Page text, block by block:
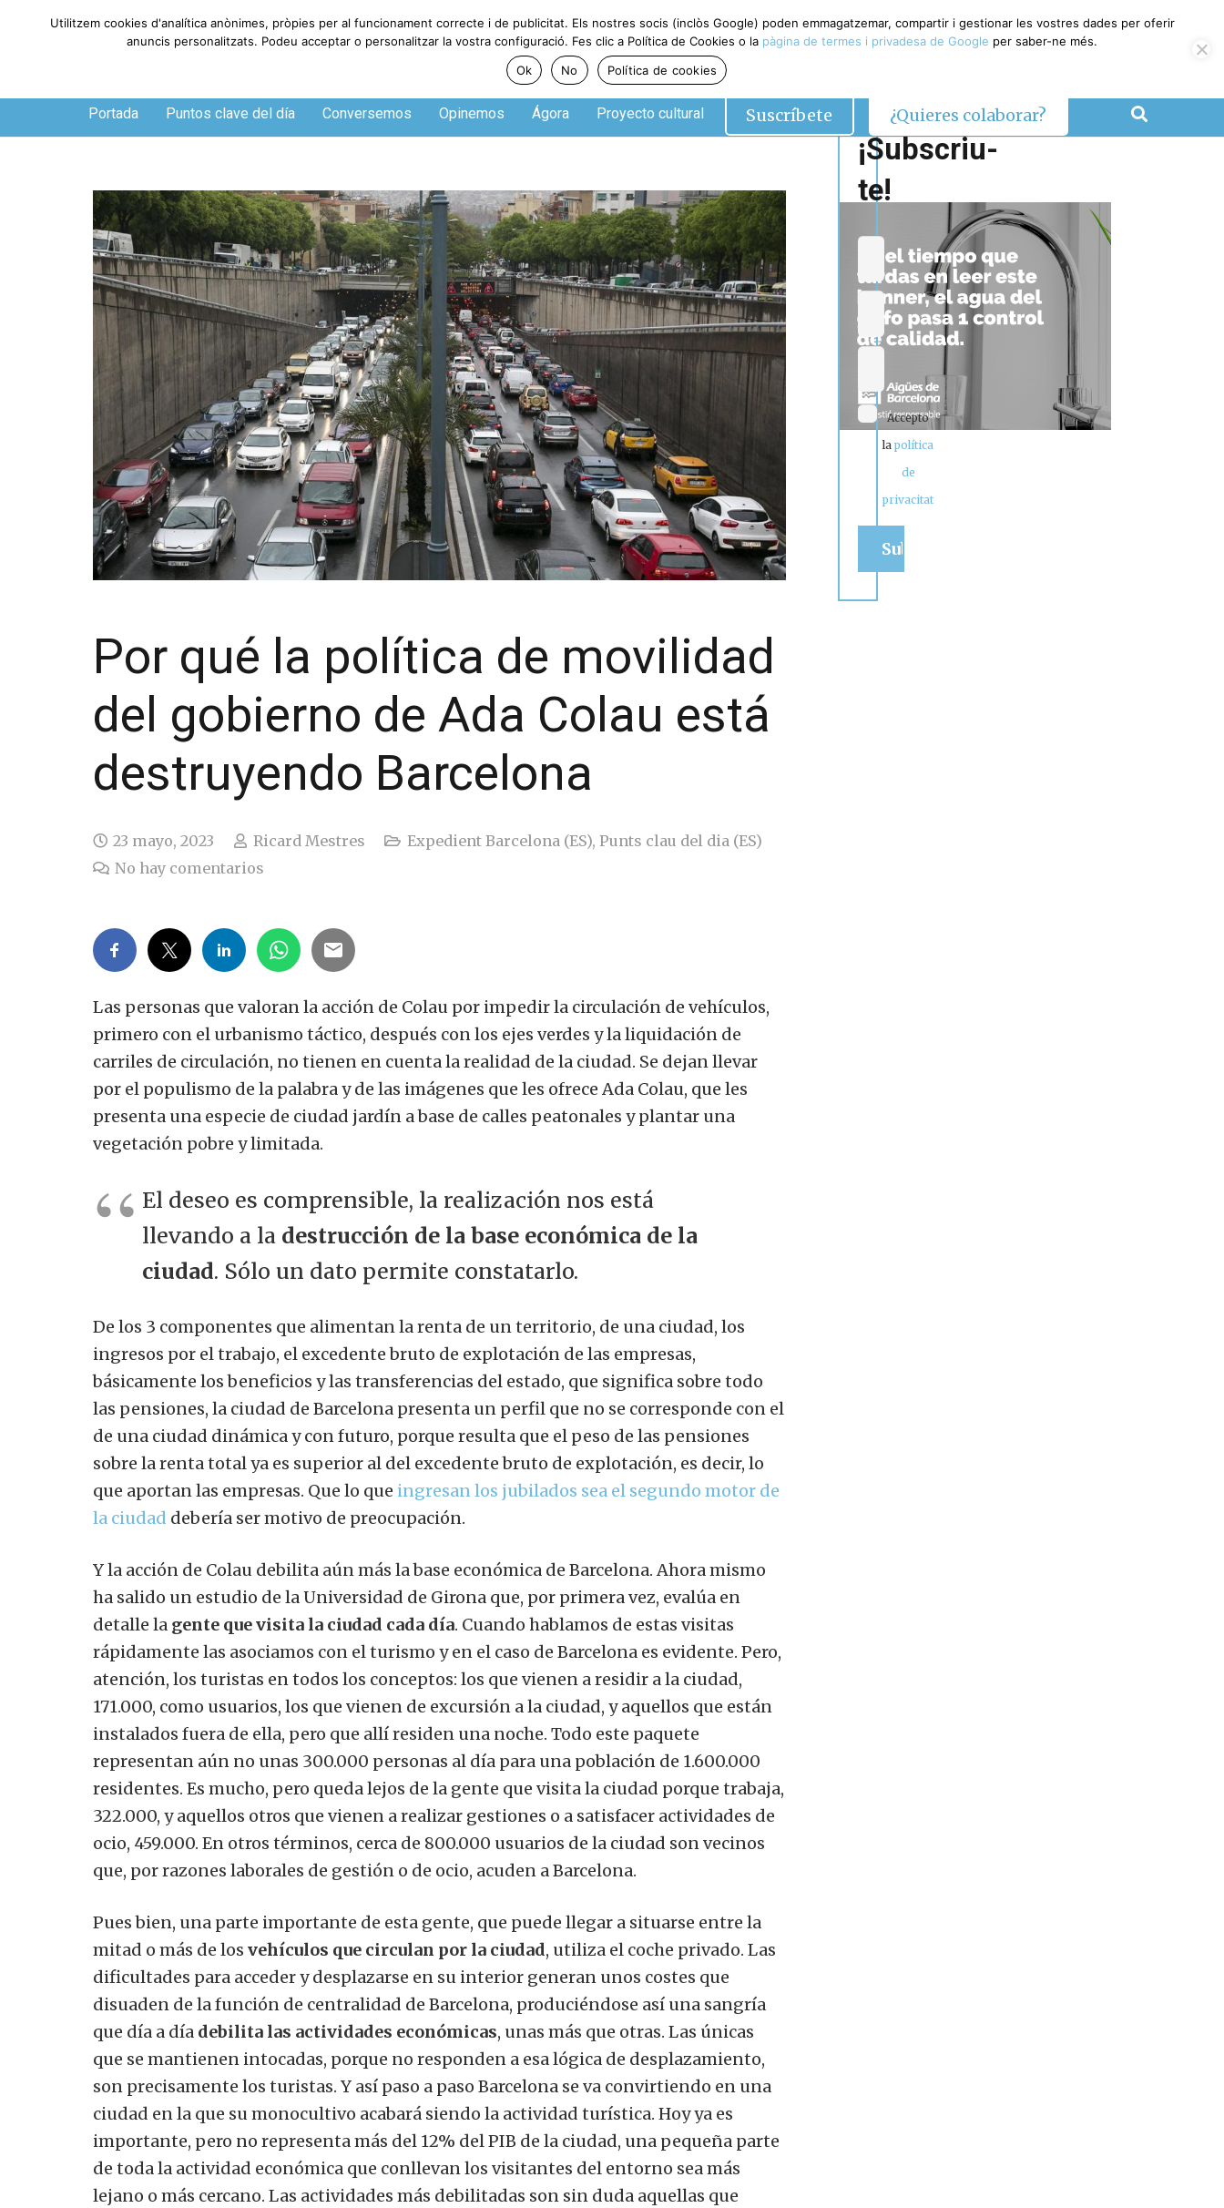
Viernes, 7 de agosto de 2026
Portada Puntos clave del día Conversemos Opinemos Ágora Proyecto cultural Suscríbete ¿Quieres colaborar?
Por qué la política de movilidad
del gobierno de Ada Colau está
destruyendo Barcelona
23 mayo, 2023 Ricard Mestres Expedient Barcelona (ES), Punts clau del dia (ES)
No hay comentarios
Las personas que valoran la acción de Colau por impedir la circulación de vehículos,
primero con el urbanismo táctico, después con los ejes verdes y la liquidación de
carriles de circulación, no tienen en cuenta la realidad de la ciudad. Se dejan llevar
por el populismo de la palabra y de las imágenes que les ofrece Ada Colau, que les
presenta una especie de ciudad jardín a base de calles peatonales y plantar una
vegetación pobre y limitada.
El deseo es comprensible, la realización nos está
llevando a la destrucción de la base económica de la
ciudad. Sólo un dato permite constatarlo.
De los 3 componentes que alimentan la renta de un territorio, de una ciudad, los
ingresos por el trabajo, el excedente bruto de explotación de las empresas,
básicamente los beneficios y las transferencias del estado, que significa sobre todo
las pensiones, la ciudad de Barcelona presenta un perfil que no se corresponde con el
de una ciudad dinámica y con futuro, porque resulta que el peso de las pensiones
sobre la renta total ya es superior al del excedente bruto de explotación, es decir, lo
que aportan las empresas. Que lo que ingresan los jubilados sea el segundo motor de
la ciudad debería ser motivo de preocupación.
Y la acción de Colau debilita aún más la base económica de Barcelona. Ahora mismo
ha salido un estudio de la Universidad de Girona que, por primera vez, evalúa en
detalle la gente que visita la ciudad cada día. Cuando hablamos de estas visitas
rápidamente las asociamos con el turismo y en el caso de Barcelona es evidente. Pero,
atención, los turistas en todos los conceptos: los que vienen a residir a la ciudad,
171.000, como usuarios, los que vienen de excursión a la ciudad, y aquellos que están
instalados fuera de ella, pero que allí residen una noche. Todo este paquete
representan aún no unas 300.000 personas al día para una población de 1.600.000
residentes. Es mucho, pero queda lejos de la gente que visita la ciudad porque trabaja,
322.000, y aquellos otros que vienen a realizar gestiones o a satisfacer actividades de
ocio, 459.000. En otros términos, cerca de 800.000 usuarios de la ciudad son vecinos
que, por razones laborales de gestión o de ocio, acuden a Barcelona.
Pues bien, una parte importante de esta gente, que puede llegar a situarse entre la
mitad o más de los vehículos que circulan por la ciudad, utiliza el coche privado. Las
dificultades para acceder y desplazarse en su interior generan unos costes que
disuaden de la función de centralidad de Barcelona, ​​produciéndose así una sangría
que día a día debilita las actividades económicas, unas más que otras. Las únicas
que se mantienen intocadas, porque no responden a esa lógica de desplazamiento,
son precisamente los turistas. Y así paso a paso Barcelona se va convirtiendo en una
ciudad en la que su monocultivo acabará siendo la actividad turística. Hoy ya es
importante, pero no representa más del 12% del PIB de la ciudad, una pequeña parte
de toda la actividad económica que conllevan los visitantes del entorno sea más
lejano o más cercano. Las actividades más debilitadas son sin duda aquellas que
¡Subscriu-
te!
Accepto
lapolítica
de
privacitat
Utilitzem cookies d'analítica anònimes, pròpies per al funcionament correcte i de publicitat. Els nostres socis (inclòs Google) poden emmagatzemar, compartir i gestionar les vostres dades per oferir
anuncis personalitzats. Podeu acceptar o personalitzar la vostra configuració. Fes clic a Política de Cookies o la pàgina de termes i privadesa de Google per saber-ne més.
Ok
No Política de cookies